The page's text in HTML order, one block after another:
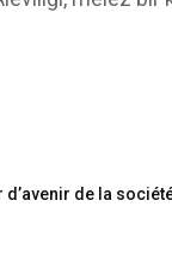
d’avenir de la